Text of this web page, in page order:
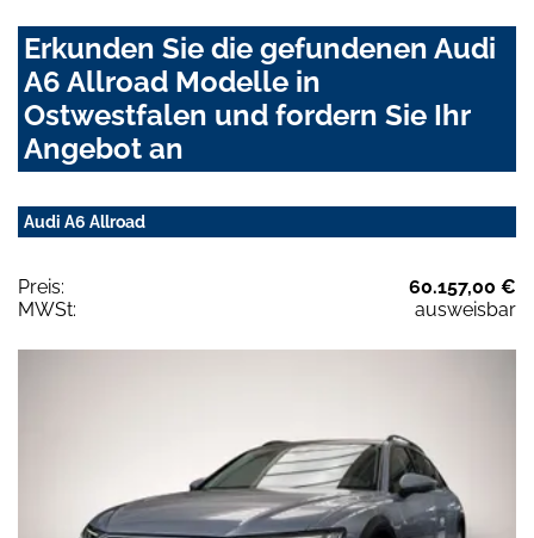
Erkunden Sie die gefundenen Audi
A6 Allroad Modelle in
Ostwestfalen und fordern Sie Ihr
Angebot an
Audi A6 Allroad
Preis:
60.157,00 €
MWSt:
ausweisbar